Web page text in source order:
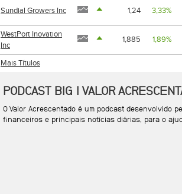
Sundial Growers Inc 1,24 3,33%
WestPort Inovation
Inc
1,885 1,89%
Mais Títulos
PODCAST BIG | VALOR
O Valor Acrescentado é um podcast desenvolvido
financeiros e principais notícias diárias, para o